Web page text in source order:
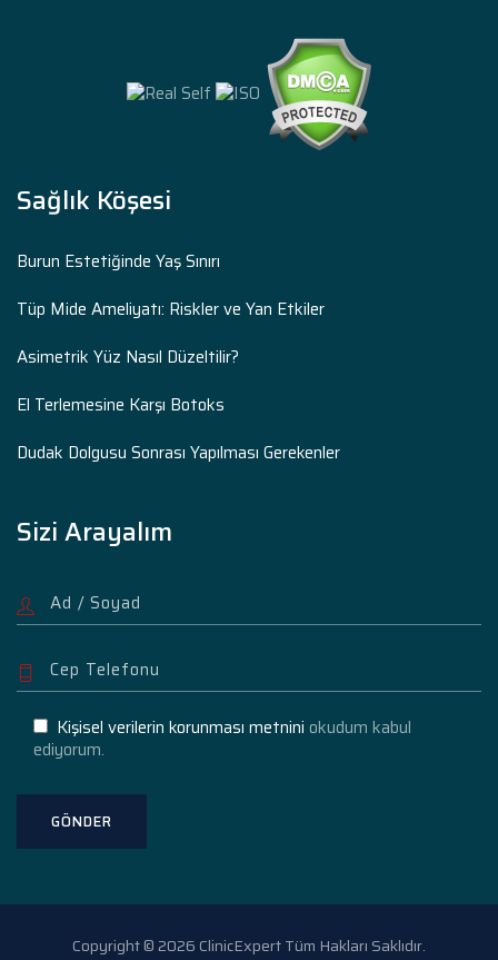
Sağlık Köşesi
Burun Estetiğinde Yaş Sınırı
Tüp Mide Ameliyatı: Riskler ve Yan Etkiler
Asimetrik Yüz Nasıl Düzeltilir?
El Terlemesine Karşı Botoks
Dudak Dolgusu Sonrası Yapılması Gerekenler
Sizi Arayalım
Kişisel verilerin korunması metnini okudum kabul
ediyorum.
Copyright © 2026 ClinicExpert Tüm Hakları Saklıdır.